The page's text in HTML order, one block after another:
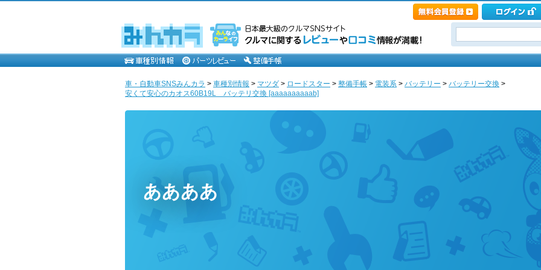
車・自動車SNSみんカラ > 車種別情報 > マツダ > ロードスター > 整備手帳 > 電装系 > バッテリー > バッテリー交換 >
安くて安心のカオス60B19L バッテリ交換 [aaaaaaaaaab]
ああああ